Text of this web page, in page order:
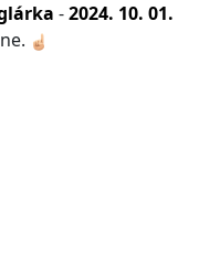
-2024. 10. 01.